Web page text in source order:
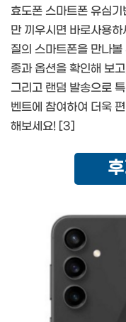
효도폰 스마트폰 유심
만 끼우시면 바로사용
질의 스마트폰을 만나볼
종과 옵션을 확인해 보
그리고 랜덤 발송으로
벤트에 참여하여 더욱
해보세요! [3]